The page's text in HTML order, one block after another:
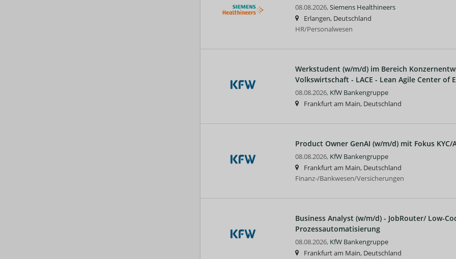
08.08.2026, Siemens Healthineers
Erlangen, Deutschland
HR/Personalwesen
Werkstudent (w/m/d) im Bereich
Volkswirtschaft - LACE - Lean Agile Center of
08.08.2026, KfW Bankengruppe
Frankfurt am Main, Deutschland
Product Owner GenAI (w/m/d) mit Fokus KYC/
08.08.2026, KfW Bankengruppe
Frankfurt am Main, Deutschland
Finanz-/Bankwesen/Versicherungen
Business Analyst (w/m/d) - JobRouter/ Low-
Prozessautomatisierung
08.08.2026, KfW Bankengruppe
Frankfurt am Main, Deutschland